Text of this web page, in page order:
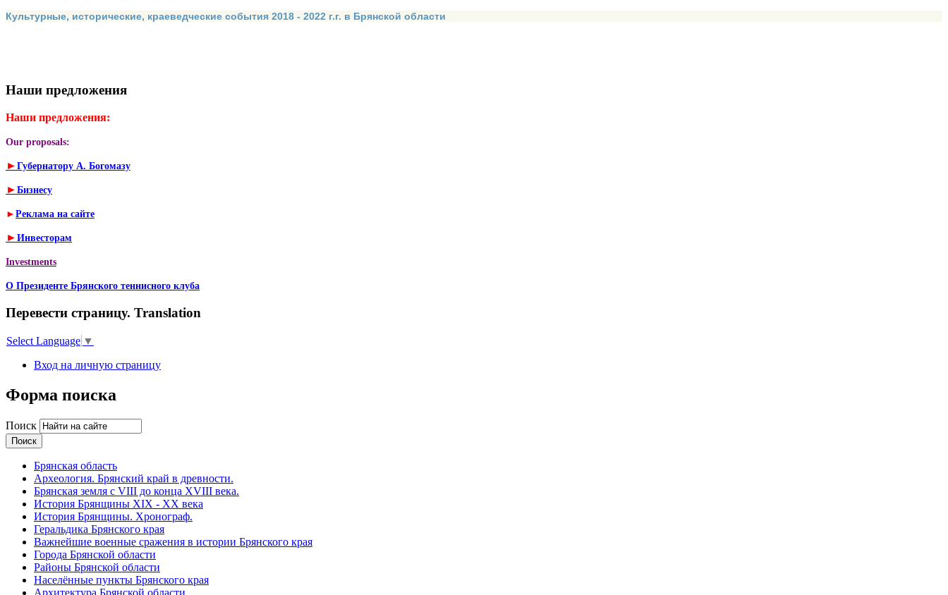
Культурные, исторические, краеведческие события 2018 - 2022 г.г. в Брянской области
Наши предложения
Наши предложения:
Our proposals:
► Губернатору А. Богомазу
► Бизнесу
► Реклама на сайте
► Инвесторам
Investments
О Президенте Брянского теннисного клуба
Перевести страницу. Translation
Select Language ▼
Вход на личную страницу
Форма поиска
Поиск
Брянская область
Археология. Брянский край в древности.
Брянская земля с VIII до конца XVIII века.
История Брянщины XIX - XX века
История Брянщины. Хронограф.
Геральдика Брянского края
Важнейшие военные сражения в истории Брянского края
Города Брянской области
Районы Брянской области
Населённые пункты Брянского края
Архитектура Брянской области